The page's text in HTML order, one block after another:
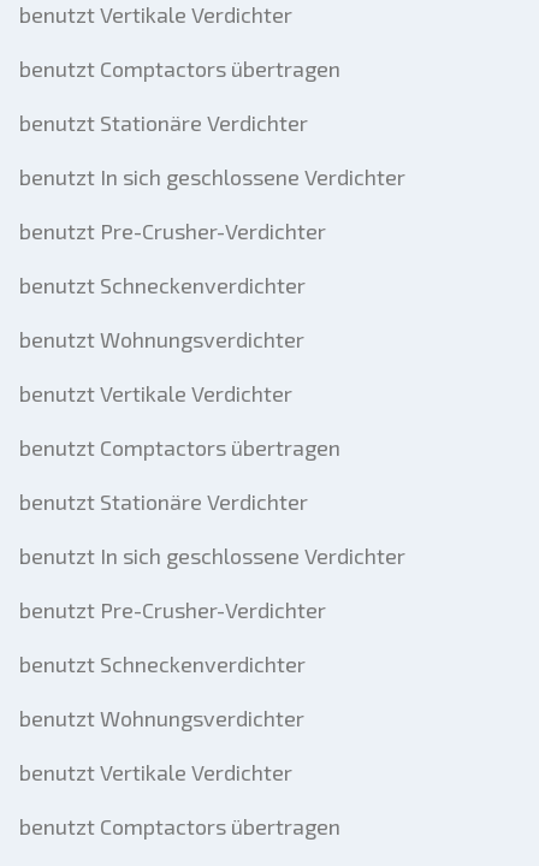
benutzt Vertikale Verdichter
benutzt Comptactors übertragen
benutzt Stationäre Verdichter
benutzt In sich geschlossene Verdichter
benutzt Pre-Crusher-Verdichter
benutzt Schneckenverdichter
benutzt Wohnungsverdichter
benutzt Vertikale Verdichter
benutzt Comptactors übertragen
benutzt Stationäre Verdichter
benutzt In sich geschlossene Verdichter
benutzt Pre-Crusher-Verdichter
benutzt Schneckenverdichter
benutzt Wohnungsverdichter
benutzt Vertikale Verdichter
benutzt Comptactors übertragen